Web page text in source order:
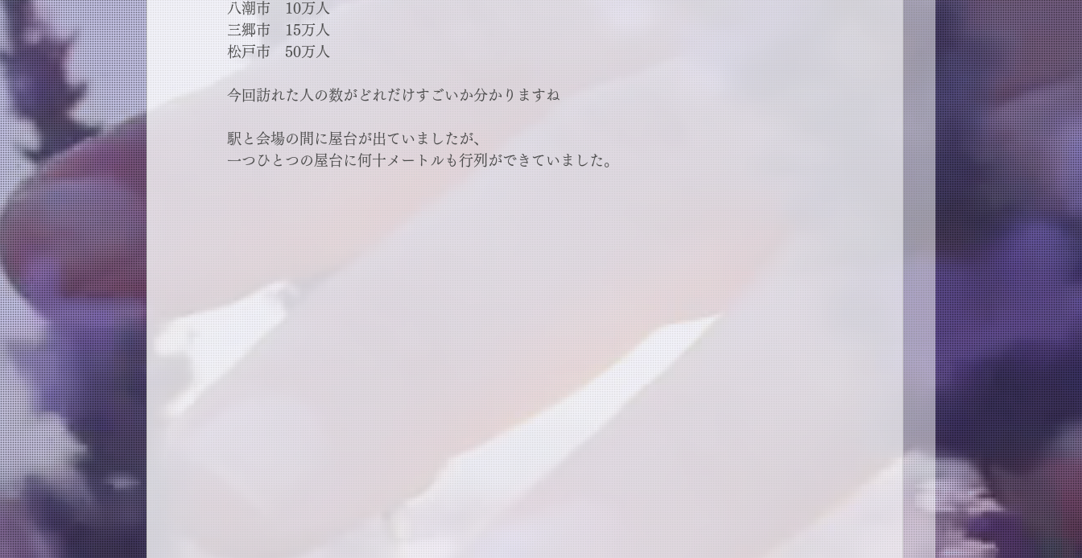
八潮市　10万人
三郷市　15万人
松戸市　50万人
今回訪れた人の数がどれだけすごいか分かりますね
駅と会場の間に屋台が出ていましたが、
一つひとつの屋台に何十メートルも行列ができていました。